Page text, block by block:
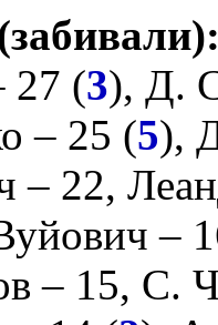
27 (3),Д.
– 25 (5),
– 22,
–
– 15, С.